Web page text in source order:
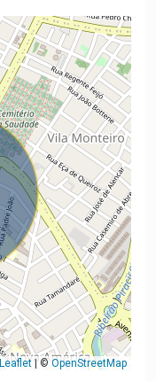
Leaflet ©OpenStreetMap